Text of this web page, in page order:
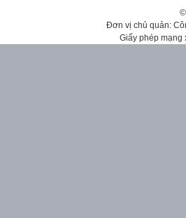
Đơn vị chủ quản:
Giấy phép mạng